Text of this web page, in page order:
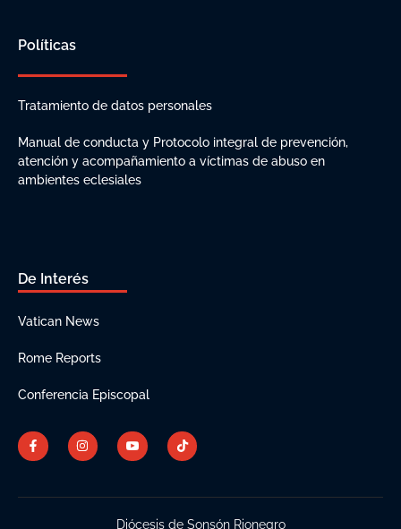
Políticas
Tratamiento de datos personales
Manual de conducta y Protocolo integral de prevención,
atención y acompañamiento a víctimas de abuso en
ambientes eclesiales
De Interés
Vatican News
Rome Reports
Conferencia Episcopal
Diócesis de Sonsón Rionegro